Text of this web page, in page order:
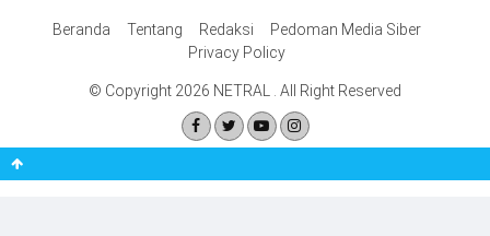
Beranda Tentang Redaksi
Pedoman Media Siber
Privacy Policy
© Copyright 2026 NETRAL . All Right Reserved